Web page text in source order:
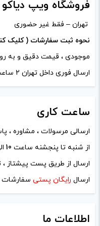
نام*
ایمیل*
فروشگاه ویپ دیاکو
تهران – فقط غیر حضوری
نحوه ثبت سفارشات ( کلیک
موجودی ، قیمت دقیق و به
ارسال فوری داخل تهران 2 ساعت / دیگر شهرها 2 تا 4 روز
ساعت کاری
ارسالی مرسولات ، مشاوره ،
از شنبه تا پنجشنه ساعت 10
ارسال از طریق پست پیشتاز ،
ارسال رایگان پستی سفارشات
اطلاعات ما